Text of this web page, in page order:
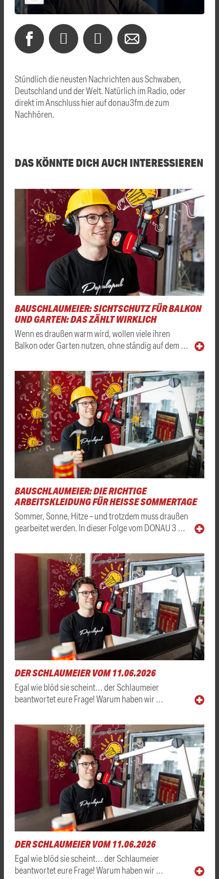
Stündlich die neusten Nachrichten aus Schwaben,
Deutschland und der Welt. Natürlich im Radio, oder
direkt im Anschluss hier auf donau3fm.de zum
Nachhören.
DAS KÖNNTE DICH AUCH INTERESSIEREN
BAUSCHLAUMEIER: SICHTSCHUTZ FÜR BALKON
UND GARTEN: DAS ZÄHLT WIRKLICH
Wenn es draußen warm wird, wollen viele ihren
Balkon oder Garten nutzen, ohne ständig auf dem …
BAUSCHLAUMEIER: DIE RICHTIGE
ARBEITSKLEIDUNG FÜR HEISSE SOMMERTAGE
Sommer, Sonne, Hitze – und trotzdem muss draußen
gearbeitet werden. In dieser Folge vom DONAU 3 …
DER SCHLAUMEIER VOM 11.06.2026
Egal wie blöd sie scheint… der Schlaumeier
beantwortet eure Frage! Warum haben wir …
DER SCHLAUMEIER VOM 11.06.2026
Egal wie blöd sie scheint… der Schlaumeier
beantwortet eure Frage! Warum haben wir …